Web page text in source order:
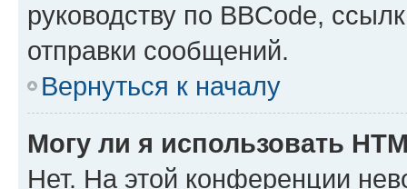
руководству по BBCode,
отправки сообщений.
Вернуться к началу
Могу ли я использовать
Нет. На этой конференции